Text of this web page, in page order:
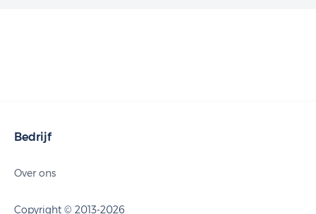
Bedrijf
Over ons
Copyright © 2013-2026